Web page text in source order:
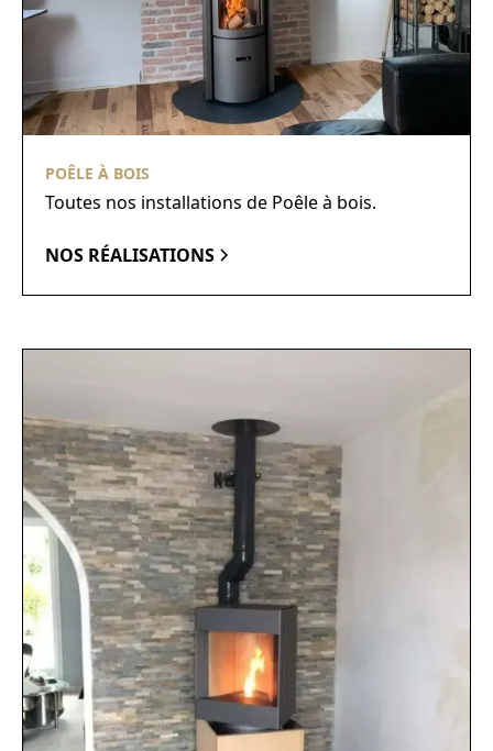
POÊLE À BOIS
Toutes nos installations de Poêle à bois.
NOS RÉALISATIONS